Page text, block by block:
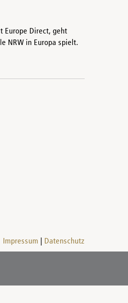
Europe Direct, geht
NRW in Europa spielt.
Impressum Datenschutz